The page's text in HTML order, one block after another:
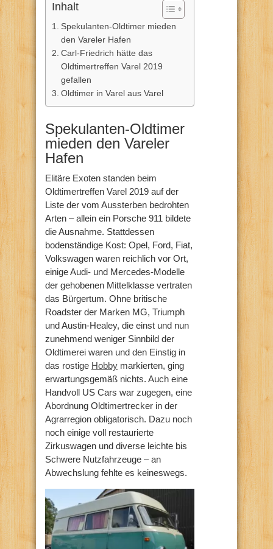
Inhalt
Spekulanten-Oldtimer mieden
den Vareler Hafen
Carl-Friedrich hätte das
Oldtimertreffen Varel 2019
gefallen
Oldtimer in Varel aus Varel
Spekulanten-Oldtimer
mieden den Vareler
Hafen
Elitäre Exoten standen beim
Oldtimertreffen Varel 2019 auf der
Liste der vom Aussterben bedrohten
Arten – allein ein Porsche 911 bildete
die Ausnahme. Stattdessen
bodenständige Kost: Opel, Ford, Fiat,
Volkswagen waren reichlich vor Ort,
einige Audi- und Mercedes-Modelle
der gehobenen Mittelklasse vertraten
das Bürgertum. Ohne britische
Roadster der Marken MG, Triumph
und Austin-Healey, die einst und nun
zunehmend weniger Sinnbild der
Oldtimerei waren und den Einstig in
das rostige Hobby markierten, ging
erwartungsgemäß nichts. Auch eine
Handvoll US Cars war zugegen, eine
Abordnung Oldtimertrecker in der
Agrarregion obligatorisch. Dazu noch
noch einige voll restaurierte
Zirkuswagen und diverse leichte bis
Schwere Nutzfahrzeuge – an
Abwechslung fehlte es keineswegs.